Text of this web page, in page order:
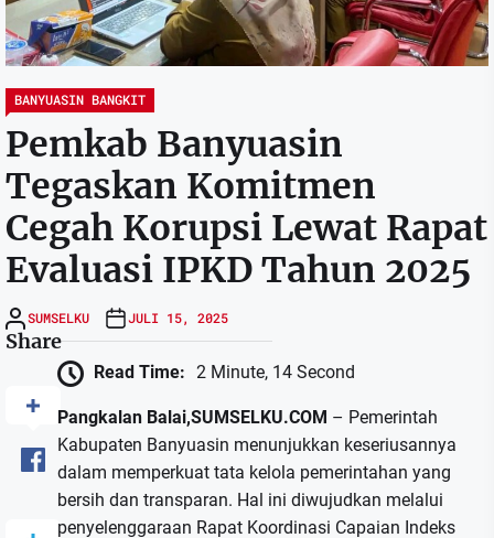
BANYUASIN BANGKIT
Pemkab Banyuasin
Tegaskan Komitmen
Cegah Korupsi Lewat Rapat
Evaluasi IPKD Tahun 2025
SUMSELKU JULI 15, 2025
Share
Read Time: 2 Minute, 14 Second
Pangkalan Balai,SUMSELKU.COM – Pemerintah
Kabupaten Banyuasin menunjukkan keseriusannya
dalam memperkuat tata kelola pemerintahan yang
bersih dan transparan. Hal ini diwujudkan melalui
penyelenggaraan Rapat Koordinasi Capaian Indeks